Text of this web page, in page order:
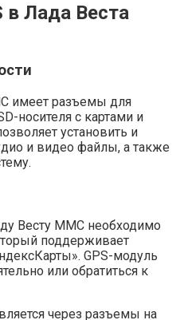
в Лада Веста
имеет разъемы для
носителя с картами и
установить и
и видео файлы, а также
Весту ММС необходимо
поддерживает
GPS-модуль
или обратиться к
через разъемы на